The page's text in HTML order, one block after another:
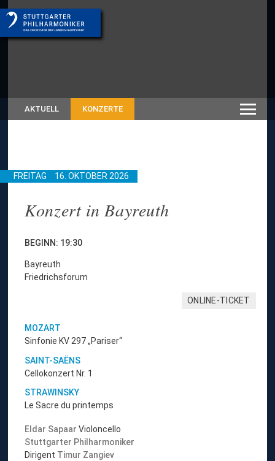
AKTUELL KONZERTE
FREITAG 16. OKTOBER 2026
Konzert in Bayreuth
BEGINN: 19:30
Bayreuth
Friedrichsforum
ONLINE-TICKET
MOZART
Sinfonie KV 297 „Pariser“
SAINT-SAËNS
Cellokonzert Nr. 1
STRAWINSKY
Le Sacre du printemps
Eldar Sapaar Violoncello
Stuttgarter Philharmoniker
Dirigent Timur Zangiev